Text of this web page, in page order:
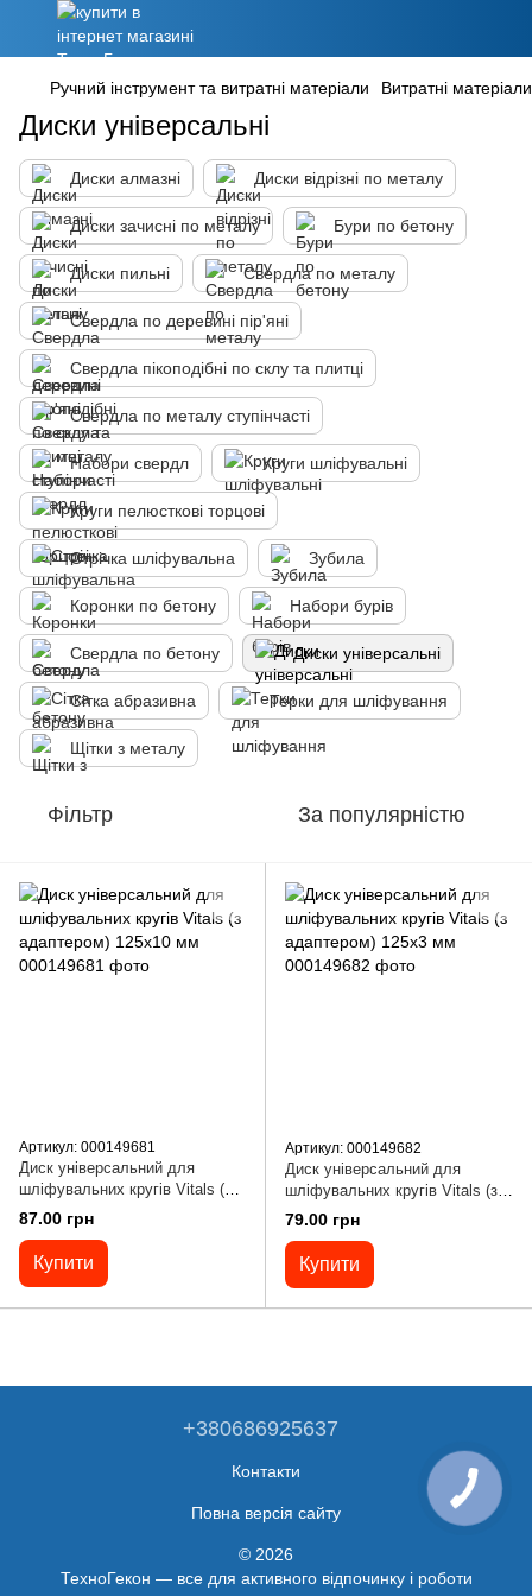
Ручний інструмент та витратні матеріали Витратні матеріали
Диски універсальні
Диски алмазні Диски відрізні по металу
Диски зачисні по металу Бури по бетону
Диски пильні Свердла по металу
Свердла по деревині пір'яні
Свердла пікоподібні по склу та плитці
Свердла по металу ступінчасті
Набори свердл Круги шліфувальні
Круги пелюсткові торцові
Стрічка шліфувальна Зубила
Коронки по бетону Набори бурів
Свердла по бетону Диски універсальні
Сітка абразивна Терки для шліфування
Щітки з металу
Фільтр За популярністю
Артикул: 000149681
Диск універсальний для
шліфувальних кругів Vitals (з
адаптером) 125х10 мм
87.00 грн
Купити
Артикул: 000149682
Диск універсальний для
шліфувальних кругів Vitals (з
адаптером) 125х3 мм
79.00 грн
Купити
+380686925637
Контакти
Повна версія сайту
© 2026
ТехноГекон — все для активного відпочинку і роботи